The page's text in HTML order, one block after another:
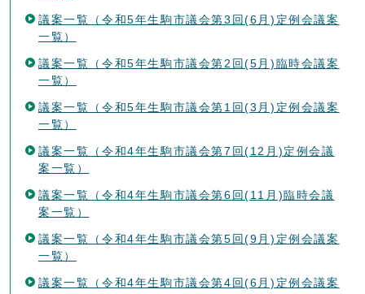
議案一覧（令和5年生駒市議会第3回(6月)定例会議案
一覧）
議案一覧（令和5年生駒市議会第2回(5月)臨時会議案
一覧）
議案一覧（令和5年生駒市議会第1回(3月)定例会議案
一覧）
議案一覧（令和4年生駒市議会第7回(12月)定例会議
案一覧）
議案一覧（令和4年生駒市議会第6回(11月)臨時会議
案一覧）
議案一覧（令和4年生駒市議会第5回(9月)定例会議案
一覧）
議案一覧（令和4年生駒市議会第4回(6月)定例会議案